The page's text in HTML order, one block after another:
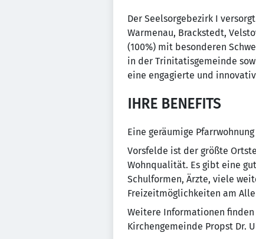
Der Seelsorgebezirk I
Warmenau, Brackstedt,
(100%) mit besonderen
in der Trinitatisgemeinde
eine engagierte und
IHRE BENEFITS
Eine geräumige
Vorsfelde ist der größte
Wohnqualität. Es gibt eine
Schulformen, Ärzte, viele
Freizeitmöglichkeiten am
Weitere Informationen
Kirchengemeinde Propst Dr.